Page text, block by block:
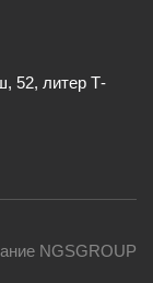
52, литер Т-
NGSGROUP